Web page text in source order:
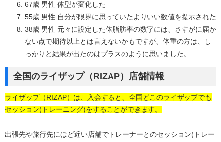
67歳 男性 体型が変化した
55歳 男性 自分が限界に思っていたよりいい数値を提示された
38歳 男性 元々に設定した体脂肪率の数字には、さすがに届か
ない点で期待以上とは言えないかもですが、体重の方は、し
っかりと結果が出たのはプラスのように思いました。
全国のライザップ（RIZAP）店舗情報
ライザップ（RIZAP）は、入会すると、全国どこのライザップでも
セッション(トレーニング)をすることができます。
出張先や旅行先にほど近い店舗でトレーナーとのセッション(トレー